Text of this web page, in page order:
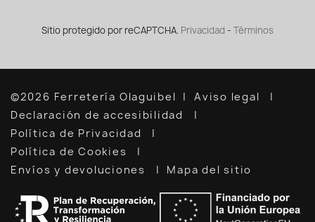
Sitio protegido por reCAPTCHA. Privacidad - Términos
©2026 Ferretería Olaguibel
Aviso legal
Declaración de accesibilidad
Política de Privacidad
Política de Cookies
Envíos y devoluciones
Mapa del sitio